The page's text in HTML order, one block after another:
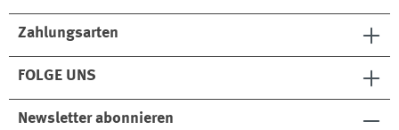
Zahlungsarten
FOLGE UNS
Newsletter abonnieren